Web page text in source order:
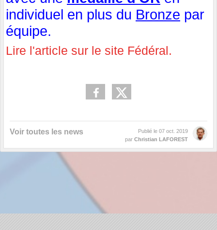
individuel en plus du Bronze par
équipe.
Lire l'article sur le site Fédéral.
Voir toutes les news Publié le 07 oct. 2019
par Christian LAFOREST